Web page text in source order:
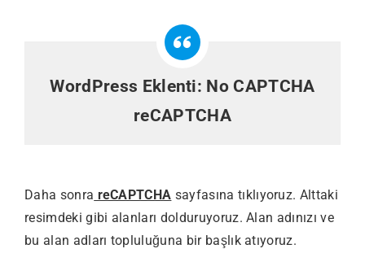
WordPress Eklenti: No CAPTCHA
reCAPTCHA
Daha sonra reCAPTCHA sayfasına tıklıyoruz. Alttaki
resimdeki gibi alanları dolduruyoruz. Alan adınızı ve
bu alan adları topluluğuna bir başlık atıyoruz.